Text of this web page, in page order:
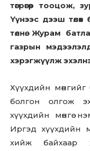
төгрөгөөр тооцож,
Үүнээс дээш төлөх
төлнө. Журам
газрын мэдээлэлд
хэрэгжүүлж
Хүүхдийн мөнгийг
болгон олгож
хүүхдийн мөнгө
Иргэд хүүхдийн
хийж байхаар